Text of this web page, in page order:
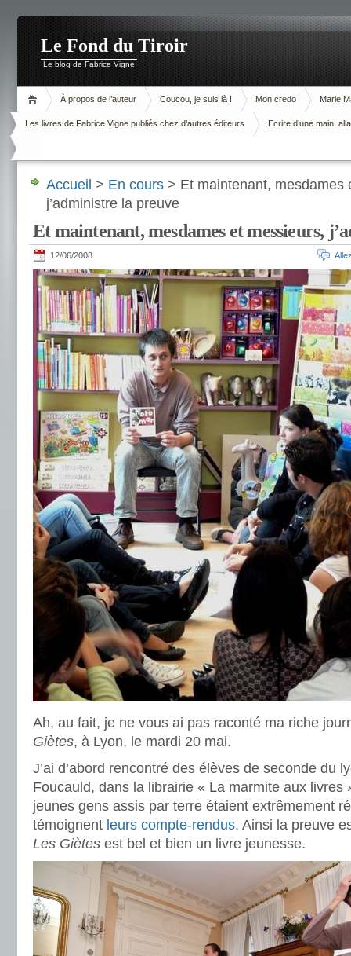
Le Fond du Tiroir
Le blog de Fabrice Vigne
À propos de l’auteur Coucou, je suis là ! Mon credo Marie
Les livres de Fabrice Vigne publiés chez d’autres éditeurs Ecrire d’une main,
Accueil > En cours > Et maintenant, mesdames
j’administre la preuve
Et maintenant, mesdames et messieurs,
12/06/2008
Ah, au fait, je ne vous ai pas raconté ma riche
Giètes, à Lyon, le mardi 20 mai.
J’ai d’abord rencontré des élèves de seconde du
Foucauld, dans la librairie « La marmite aux livres
jeunes gens assis par terre étaient extrêmement
témoignent leurs compte-rendus. Ainsi la preuve
Les Giètes est bel et bien un livre jeunesse.